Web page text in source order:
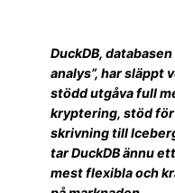
DuckDB,
analys”, har släppt
stödd utgåva full
kryptering, stöd för
skrivning till
tar DuckDB ännu
mest flexibla och